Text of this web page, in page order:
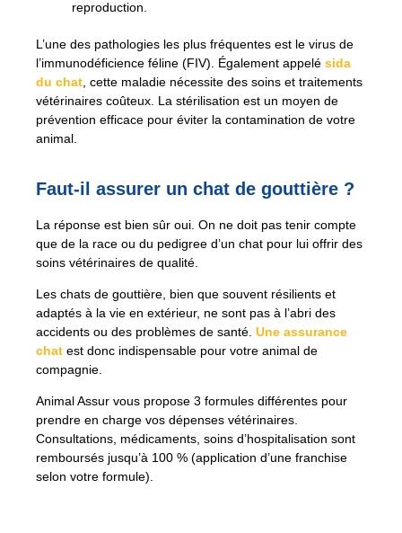
reproduction.
L’une des pathologies les plus fréquentes est le virus de
l’immunodéficience féline (FIV). Également appelé sida
du chat , cette maladie nécessite des soins et traitements
vétérinaires coûteux. La stérilisation est un moyen de
prévention efficace pour éviter la contamination de votre
animal.
Faut-il assurer un chat de gouttière ?
La réponse est bien sûr oui. On ne doit pas tenir compte
que de la race ou du pedigree d’un chat pour lui offrir des
soins vétérinaires de qualité.
Les chats de gouttière, bien que souvent résilients et
adaptés à la vie en extérieur, ne sont pas à l’abri des
accidents ou des problèmes de santé. Une assurance
chat est donc indispensable pour votre animal de
compagnie.
Animal Assur vous propose 3 formules différentes pour
prendre en charge vos dépenses vétérinaires.
Consultations, médicaments, soins d’hospitalisation sont
remboursés jusqu’à 100 % (application d’une franchise
selon votre formule).